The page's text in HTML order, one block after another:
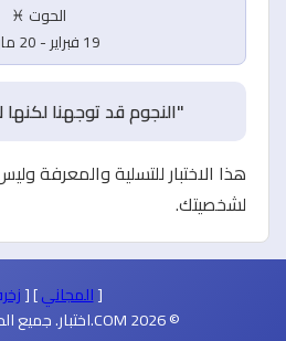
الحوت ♓
19 فبراير - 20 مارس
"النجوم قد توجهنا لكنها
هذا الاختبار للتسلية والمعرفة
لشخصيتك.
[المجاني] [
© 2026 COM.اختبار. جميع الحقوق محفوظة.